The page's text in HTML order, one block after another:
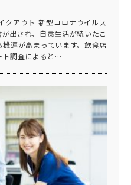
クアウト 新型コロナウイルス
出され、自粛生活が続いたこ
運が高まっています。飲食店
ト調査によると…